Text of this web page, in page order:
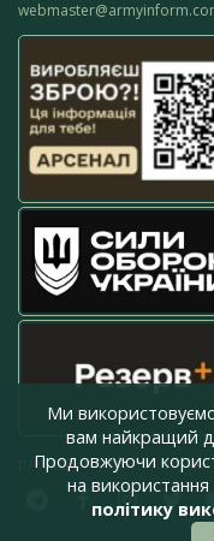
press@armyinform.com.ua
Ми
вам найкращий
Продовжуючи
на
політику